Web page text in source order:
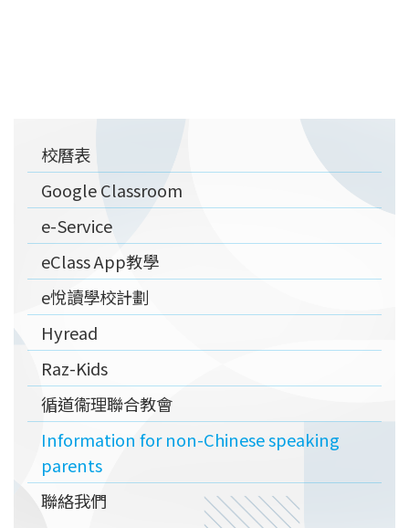
navigation
校曆表
Google Classroom
e-Service
eClass App教學
e悅讀學校計劃
Hyread
Raz-Kids
循道衞理聯合教會
Information for non-Chinese speaking
parents
聯絡我們